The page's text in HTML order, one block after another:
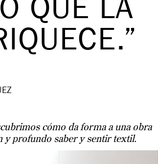
QUE LA
cómo da forma a una obra
y profundo saber y sentir textil.